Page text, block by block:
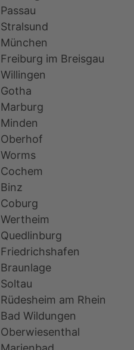
Passau
Stralsund
München
Freiburg im Breisgau
Willingen
Gotha
Marburg
Minden
Oberhof
Worms
Cochem
Binz
Coburg
Wertheim
Quedlinburg
Friedrichshafen
Braunlage
Soltau
Rüdesheim am Rhein
Bad Wildungen
Oberwiesenthal